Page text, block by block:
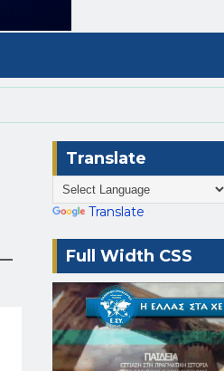
Translate
Translate
Full Width CSS